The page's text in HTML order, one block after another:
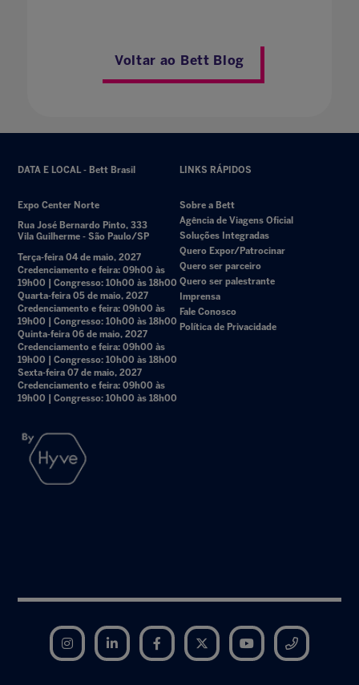
Voltar ao Bett Blog
DATA E LOCAL - Bett Brasil
Expo Center Norte
Rua José Bernardo Pinto, 333
Vila Guilherme - São Paulo/SP
Terça-feira 04 de maio, 2027
Credenciamento e feira: 09h00 às
19h00 | Congresso: 10h00 às 18h00
Quarta-feira 05 de maio, 2027
Credenciamento e feira: 09h00 às
19h00 | Congresso: 10h00 às 18h00
Quinta-feira 06 de maio, 2027
Credenciamento e feira: 09h00 às
19h00 | Congresso: 10h00 às 18h00
Sexta-feira 07 de maio, 2027
Credenciamento e feira: 09h00 às
19h00 | Congresso: 10h00 às 18h00
LINKS RÁPIDOS
Sobre a Bett
Agência de Viagens Oficial
Soluções Integradas
Quero Expor/Patrocinar
Quero ser parceiro
Quero ser palestrante
Imprensa
Fale Conosco
Política de Privacidade
Instagram LinkedIn Facebook Twitter YouTube